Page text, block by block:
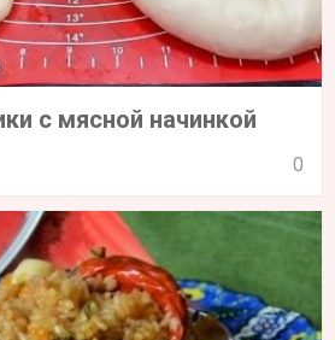
с мясной начинкой
0